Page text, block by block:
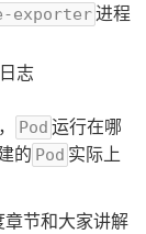
exporter进程
志
Pod 运行在哪
的 Pod 实际上
节和大家讲解